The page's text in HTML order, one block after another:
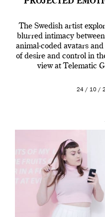
PROJECTED
The Swedish artist
blurred intimacy
animal-coded avatars
of desire and control in
view at Telematic
24 / 10 /